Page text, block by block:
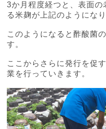
3か月程度経つと、表面
る米麹が上記のようになり
このようになると酢酸菌
す。
ここからさらに発行を促
業を行っていきます。